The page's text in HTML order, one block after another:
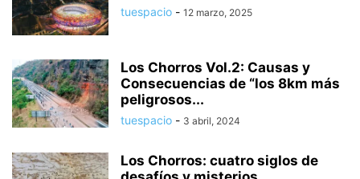
tuespacio - 12 marzo, 2025
Los Chorros Vol.2: Causas y
Consecuencias de “los 8km más
peligrosos...
tuespacio - 3 abril, 2024
Los Chorros: cuatro siglos de